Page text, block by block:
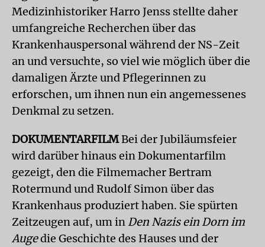
Medizinhistoriker Harro Jenss stellte daher
umfangreiche Recherchen über das
Krankenhauspersonal während der NS-Zeit
an und versuchte, so viel wie möglich über die
damaligen Ärzte und Pflegerinnen zu
erforschen, um ihnen nun ein angemessenes
Denkmal zu setzen.
DOKUMENTARFILMBei der Jubiläumsfeier
wird darüber hinaus ein Dokumentarfilm
gezeigt, den die Filmemacher Bertram
Rotermund und Rudolf Simon über das
Krankenhaus produziert haben. Sie spürten
Zeitzeugen auf, um in Den Nazis ein Dorn im
Augedie Geschichte des Hauses und der